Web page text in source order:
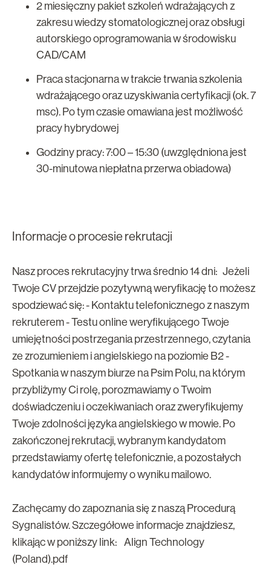
2 miesięczny pakiet szkoleń wdrażających z
zakresu wiedzy stomatologicznej oraz obsługi
autorskiego oprogramowania w środowisku
CAD/CAM
Praca stacjonarna w trakcie trwania szkolenia
wdrażającego oraz uzyskiwania certyfikacji (ok. 7
msc). Po tym czasie omawiana jest możliwość
pracy hybrydowej
Godziny pracy: 7:00 – 15:30 (uwzględniona jest
30-minutowa niepłatna przerwa obiadowa)
Informacje o procesie rekrutacji
Nasz proces rekrutacyjny trwa średnio 14 dni: Jeżeli
Twoje CV przejdzie pozytywną weryfikację to możesz
spodziewać się: - Kontaktu telefonicznego z naszym
rekruterem - Testu online weryfikującego Twoje
umiejętności postrzegania przestrzennego, czytania
ze zrozumieniem i angielskiego na poziomie B2 -
Spotkania w naszym biurze na Psim Polu, na którym
przybliżymy Ci rolę, porozmawiamy o Twoim
doświadczeniu i oczekiwaniach oraz zweryfikujemy
Twoje zdolności języka angielskiego w mowie. Po
zakończonej rekrutacji, wybranym kandydatom
przedstawiamy ofertę telefonicznie, a pozostałych
kandydatów informujemy o wyniku mailowo.
Zachęcamy do zapoznania się z naszą Procedurą
Sygnalistów. Szczegółowe informacje znajdziesz,
klikając w poniższy link: Align Technology
(Poland).pdf